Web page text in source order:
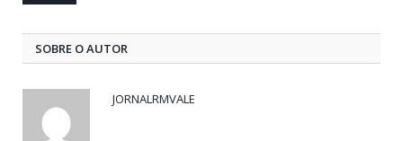
SOBRE O AUTOR
JORNALRMVALE